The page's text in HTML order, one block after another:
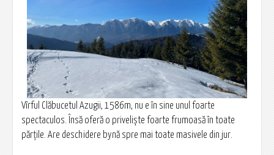
Vîrful Clăbucetul Azugii, 1586m, nu e în sine unul foarte
spectaculos. Însă oferă o priveliște foarte frumoasă în toate
părțile. Are deschidere bynă spre mai toate masivele din jur.